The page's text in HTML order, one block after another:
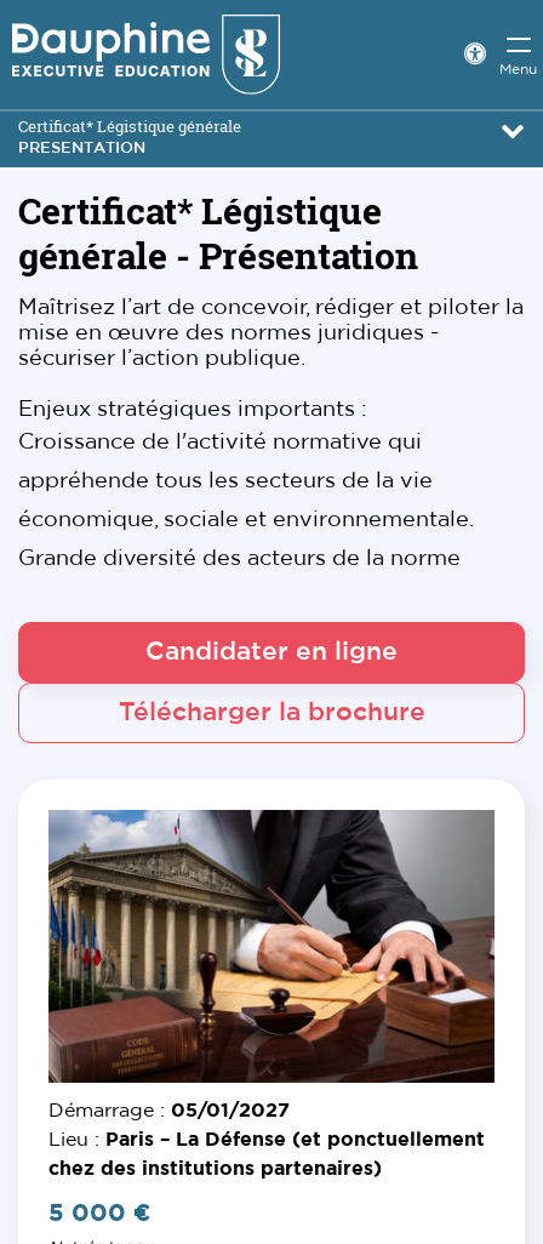
Panneau
de
des
cookies
Menu
Certificat* Légistique
générale - Présentation
Maîtrisez l’art de concevoir, rédiger et piloter la
mise en œuvre des normes juridiques -
sécuriser l’action publique.
Enjeux stratégiques importants :
Croissance de l'activité normative qui
appréhende tous les secteurs de la vie
économique, sociale et environnementale.
Grande diversité des acteurs de la norme
Démarrage : 05/01/2027
Lieu : Paris – La Défense (et ponctuellement
chez des institutions partenaires)
5 000 €
Candidater en ligne
Télécharger la brochure
Certificat* Légistique générale
PRESENTATION